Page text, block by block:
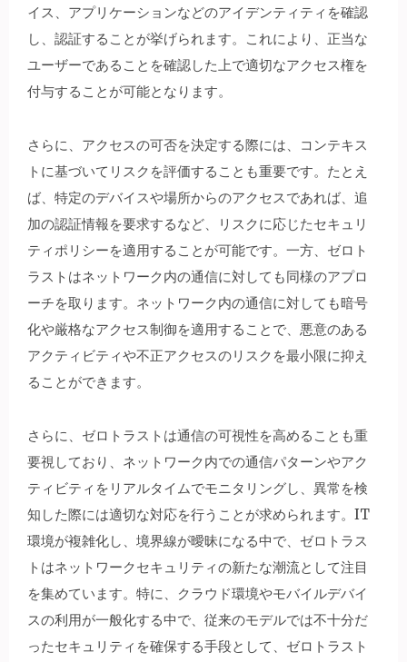
イス、アプリケーションなどのアイデンティティを確認
し、認証することが挙げられます。これにより、正当な
ユーザーであることを確認した上で適切なアクセス権を
付与することが可能となります。
さらに、アクセスの可否を決定する際には、コンテキス
トに基づいてリスクを評価することも重要です。たとえ
ば、特定のデバイスや場所からのアクセスであれば、追
加の認証情報を要求するなど、リスクに応じたセキュリ
ティポリシーを適用することが可能です。一方、ゼロト
ラストはネットワーク内の通信に対しても同様のアプロ
ーチを取ります。ネットワーク内の通信に対しても暗号
化や厳格なアクセス制御を適用することで、悪意のある
アクティビティや不正アクセスのリスクを最小限に抑え
ることができます。
さらに、ゼロトラストは通信の可視性を高めることも重
要視しており、ネットワーク内での通信パターンやアク
ティビティをリアルタイムでモニタリングし、異常を検
知した際には適切な対応を行うことが求められます。IT
環境が複雑化し、境界線が曖昧になる中で、ゼロトラス
トはネットワークセキュリティの新たな潮流として注目
を集めています。特に、クラウド環境やモバイルデバイ
スの利用が一般化する中で、従来のモデルでは不十分だ
ったセキュリティを確保する手段として、ゼロトラスト